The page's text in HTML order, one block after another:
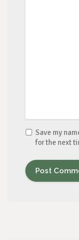
Save my
for the next